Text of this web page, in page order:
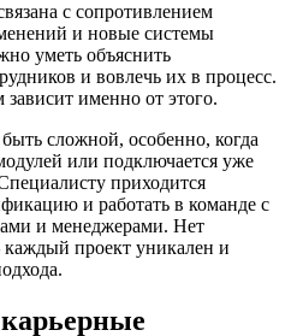
с сопротивлением
и новые системы
уметь объяснить
и вовлечь их в процесс.
именно от этого.
сложной, особенно, когда
или подключается уже
приходится
и работать в команде с
и менеджерами. Нет
проект уникален и